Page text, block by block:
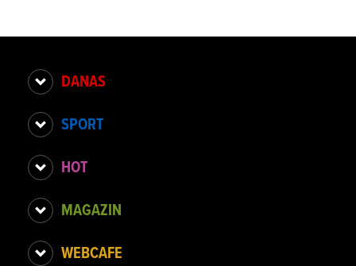
DANAS
SPORT
HOT
MAGAZIN
WEBCAFE